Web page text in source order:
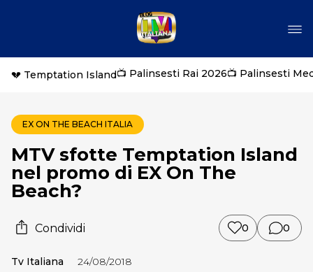
💔 Temptation Island📺 Palinsesti Rai 2026📺 Palinsesti
EX ON THE BEACH ITALIA
MTV sfotte Temptation Island
nel promo di EX On The
Beach?
Condividi 0 0
Tv Italiana 24/08/2018